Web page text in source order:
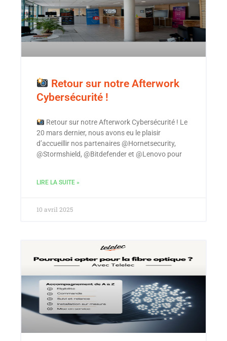
Retour sur notre Afterwork
Cybersécurité !
Retour sur notre Afterwork Cybersécurité ! Le
20 mars dernier, nous avons eu le plaisir
d’accueillir nos partenaires @Hornetsecurity,
@Stormshield, @Bitdefender et @Lenovo pour
LIRE LA SUITE »
10 avril 2025